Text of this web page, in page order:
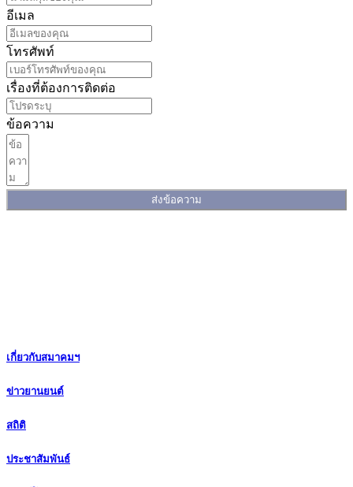
อีเมล
โทรศัพท์
เรื่องที่ต้องการติดต่อ
ข้อความ
ส่งข้อความ
เกี่ยวกับสมาคมฯ
ข่าวยานยนต์
สถิติ
ประชาสัมพันธ์